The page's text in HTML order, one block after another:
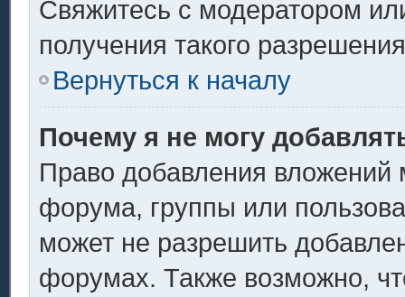
Свяжитесь с модератором
получения такого
Вернуться к началу
Почему я не могу
Право добавления вложений
форума, группы или
может не разрешить
форумах. Также возможно,